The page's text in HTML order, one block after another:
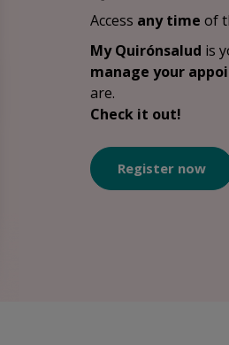
Access any time of
My Quirónsalud is
manage your
are.
Check it out!
Register now